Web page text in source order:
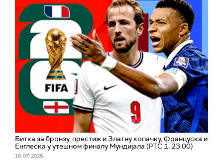
Битка за бронзу, престиж и Златну копачку, Француска и
Енглеска у утешном финалу Мундијала (РТС 1, 23.00)
18. 07. 2026.